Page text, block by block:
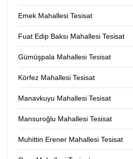
Emek Mahallesi Tesisat
Fuat Edip Baksı Mahallesi Tesisat
Gümüşpala Mahallesi Tesisat
Körfez Mahallesi Tesisat
Manavkuyu Mahallesi Tesisat
Mansuroğlu Mahallesi Tesisat
Muhittin Erener Mahallesi Tesisat